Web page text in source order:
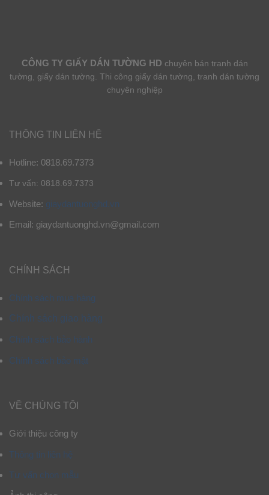
CÔNG TY GIẤY DÁN TƯỜNG HD chuyên bán tranh dán
tường, giấy dán tường. Thi công giấy dán tường, tranh dán tường
chuyên nghiệp
THÔNG TIN LIÊN HỆ
Hotline: 0818.69.7373
Tư vấn: 0818.69.7373
Website: giaydantuonghd.vn
Email: giaydantuonghd.vn@gmail.com
CHÍNH SÁCH
Chính sách mua hàng
Chính sách giao hàng
Chính sách bảo hành
Chính sách bảo mật
VỀ CHÚNG TÔI
Giới thiệu công ty
Thông tin liên hệ
Tư vấn chọn mẫu